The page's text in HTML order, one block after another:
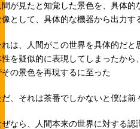
間が見たと知覚した景色を、具体的
像として、具体的な機器から出力す
れは、人間がこの世界を具体的だ
性を疑似的に表現してしまったから
その景色を再現するに至った
だ、それは茶番でしかないと僕は前
ぜなら、人間本来の世界に対する認